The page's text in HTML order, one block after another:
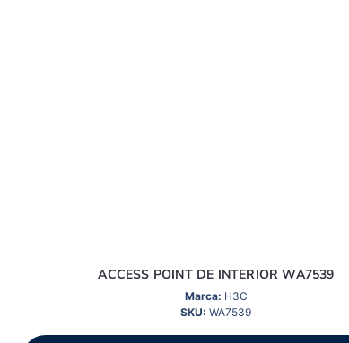
ACCESS POINT DE INTERIOR WA7539
Marca: H3C
SKU: WA7539